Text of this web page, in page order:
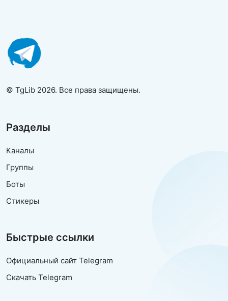
© TgLib 2026. Все права защищены.
Разделы
Каналы
Группы
Боты
Стикеры
Быстрые ссылки
Официальный сайт Telegram
Скачать Telegram